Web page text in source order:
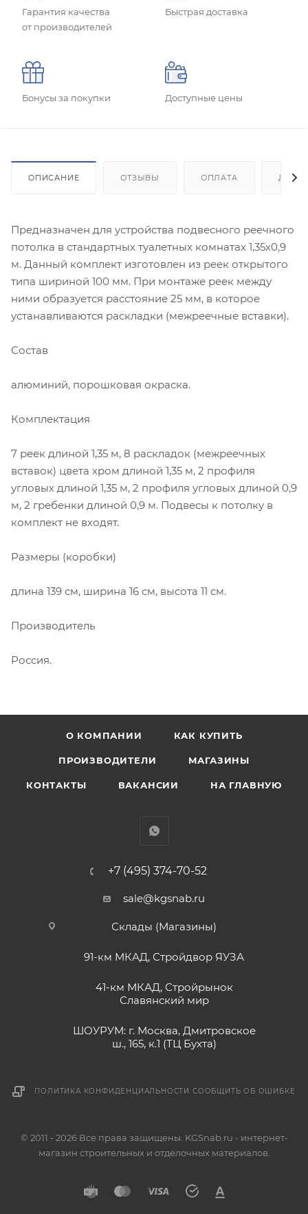
Гарантия качества
от производителей
Быстрая доставка
Бонусы за покупки Доступные цены
ОПИСАНИЕ ОТЗЫВЫ ОПЛАТА
Предназначен для устройства подвесного реечного
потолка в стандартных туалетных комнатах 1,35х0,9
м. Данный комплект изготовлен из реек открытого
типа шириной 100 мм. При монтаже реек между
ними образуется расстояние 25 мм, в которое
устанавливаются раскладки (межреечные вставки).
Состав
алюминий, порошковая окраска.
Комплектация
7 реек длиной 1,35 м, 8 раскладок (межреечных
вставок) цвета хром длиной 1,35 м, 2 профиля
угловых длиной 1,35 м, 2 профиля угловых длиной 0,9
м, 2 гребенки длиной 0,9 м. Подвесы к потолку в
комплект не входят.
Размеры (коробки)
длина 139 см, ширина 16 см, высота 11 см.
Производитель
Россия.
О КОМПАНИИ КАК КУПИТЬ
ПРОИЗВОДИТЕЛИ МАГАЗИНЫ
КОНТАКТЫ ВАКАНСИИ НА ГЛАВНУЮ
+7 (495) 374-70-52
sale@kgsnab.ru
Склады (Магазины)
91-км МКАД, Стройдвор ЯУЗА
41-км МКАД, Стройрынок
Славянский мир
ШОУРУМ: г. Москва, Дмитровское
ш., 165, к.1 (ТЦ Бухта)
ПОЛИТИКА КОНФИДЕНЦИАЛЬНОСТИ СООБЩИТЬ ОБ ОШИБКЕ
© 2011 - 2026 Все права защищены. KGSnab.ru - интернет-
магазин строительных и отделочных материалов.